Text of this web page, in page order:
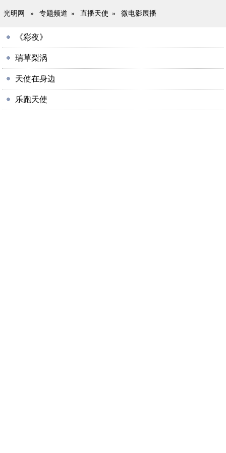
光明网 » 专题频道 » 直播天使 » 微电影展播
《彩夜》
瑞草梨涡
天使在身边
乐跑天使